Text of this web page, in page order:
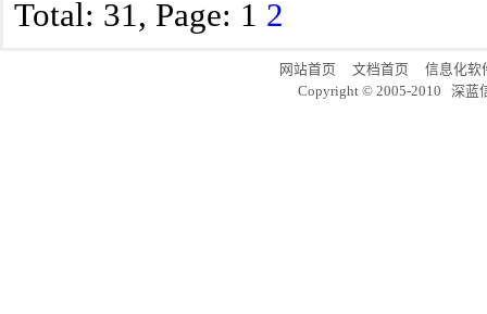
Total: 31, Page: 1 2
网站首页 文档首页
信息化软
Copyright © 2005-2010 深